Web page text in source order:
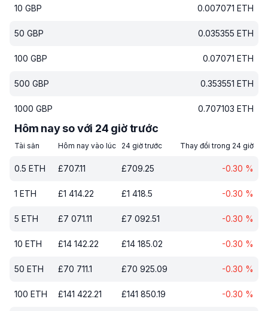
10 GBP 0.007071 ETH
50 GBP 0.035355 ETH
100 GBP 0.07071 ETH
500 GBP 0.353551 ETH
1000 GBP 0.707103 ETH
Hôm nay so với 24 giờ trước
Tài sản Hôm nay vào lúc 24 giờ trước Thay đổi trong 24 giờ
0.5 ETH £707.11 £709.25 -0.30 %
1 ETH £1 414.22 £1 418.5 -0.30 %
5 ETH £7 071.11 £7 092.51 -0.30 %
10 ETH £14 142.22 £14 185.02 -0.30 %
50 ETH £70 711.1 £70 925.09 -0.30 %
100 ETH £141 422.21 £141 850.19 -0.30 %